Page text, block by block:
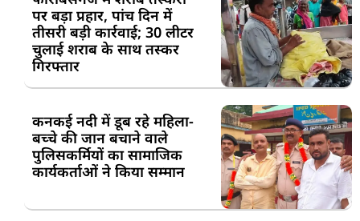
पर बड़ा प्रहार, पांच दिन में
तीसरी बड़ी कार्रवाई; 30 लीटर
चुलाई शराब के साथ तस्कर
गिरफ्तार
कनकई नदी में डूब रहे महिला-
बच्चे की जान बचाने वाले
पुलिसकर्मियों का सामाजिक
कार्यकर्ताओं ने किया सम्मान